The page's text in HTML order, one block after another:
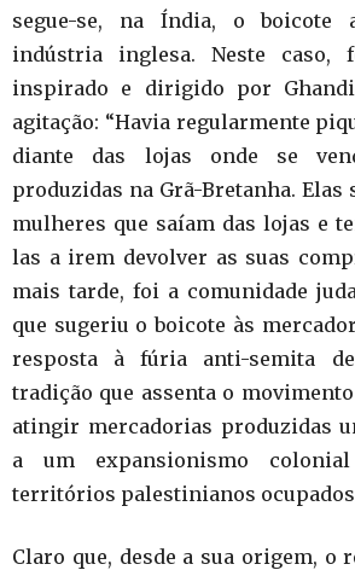
segue-se, na Índia, o boicote
indústria inglesa. Neste caso,
inspirado e dirigido por
agitação: “Havia regularmente
diante das lojas onde se
produzidas na Grã-Bretanha. Elas
mulheres que saíam das lojas e
las a irem devolver as suas
mais tarde, foi a comunidade
que sugeriu o boicote às
resposta à fúria anti-semita
tradição que assenta o
atingir mercadorias produzidas
a um expansionismo
territórios palestinianos
Claro que, desde a sua origem, o